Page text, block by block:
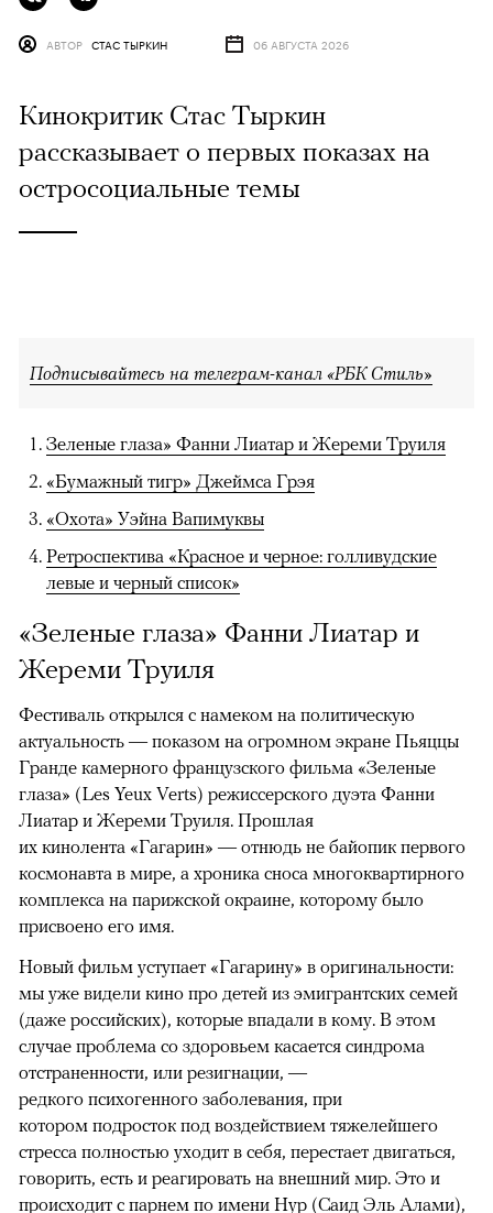
АВТОР СТАС ТЫРКИН 06 АВГУСТА 2026
Кинокритик Стас Тыркин
рассказывает о первых показах на
остросоциальные темы
Подписывайтесь на телеграм-канал «РБК Стиль»
Зеленые глаза» Фанни Лиатар и Жереми Труиля
«Бумажный тигр» Джеймса Грэя
«Охота» Уэйна Вапимуквы
Ретроспектива «Красное и черное: голливудские
левые и черный список»
«Зеленые глаза» Фанни Лиатар и
Жереми Труиля
Фестиваль открылся с намеком на политическую
актуальность — показом на огромном экране Пьяццы
Гранде камерного французского фильма «Зеленые
глаза» (Les Yeux Verts) режиссерского дуэта Фанни
Лиатар и Жереми Труиля. Прошлая
их кинолента «Гагарин» — отнюдь не байопик первого
космонавта в мире, а хроника сноса многоквартирного
комплекса на парижской окраине, которому было
присвоено его имя.
Новый фильм уступает «Гагарину» в оригинальности:
мы уже видели кино про детей из эмигрантских семей
(даже российских), которые впадали в кому. В этом
случае проблема со здоровьем касается синдрома
отстраненности, или резигнации, —
редкого психогенного заболевания, при
котором подросток под воздействием тяжелейшего
стресса полностью уходит в себя, перестает двигаться,
говорить, есть и реагировать на внешний мир. Это и
происходит с парнем по имени Нур (Саид Эль Алами),